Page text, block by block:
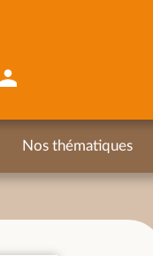
Nos thématiques